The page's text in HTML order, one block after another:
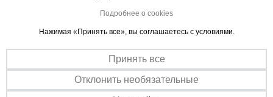
Сталь повышенной твердости - 76
Эффективность
Легкий монтаж / демонтаж через трубки ПВХ
Подробнее о cookies
Нажимая «Принять все», вы соглашаетесь с условиями.
Принять все
Отклонить необязательные